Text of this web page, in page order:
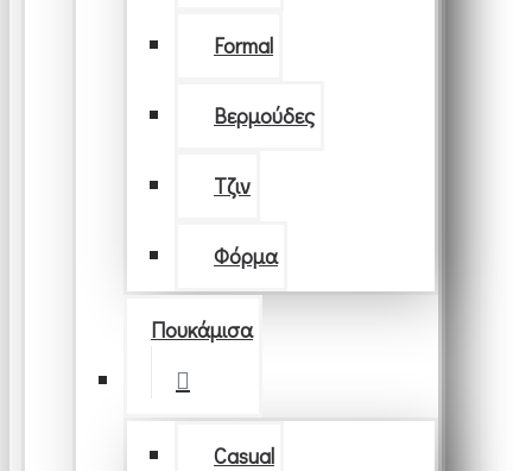
Formal
Βερμούδες
Τζιν
Φόρμα
Πουκάμισα
Casual